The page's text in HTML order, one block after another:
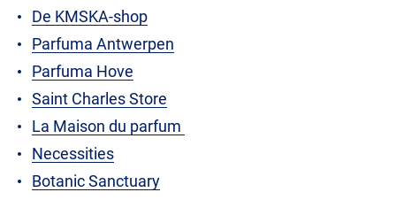
De KMSKA-shop
Parfuma Antwerpen
Parfuma Hove
Saint Charles Store
La Maison du parfum
Necessities
Botanic Sanctuary